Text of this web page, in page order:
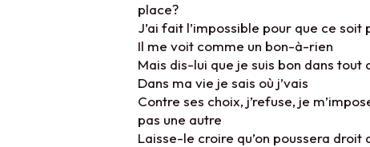
place?
J’ai fait l’impossible pour que ce soit
Il me voit comme un bon-à-rien
Mais dis-lui que je suis bon dans tout
Dans ma vie je sais où j’vais
Contre ses choix, j’refuse, je
pas une autre
Laisse-le croire qu’on poussera droit